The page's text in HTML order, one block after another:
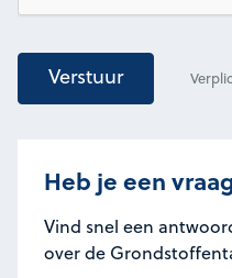
Verstuur
Heb je een
Vind snel een
over de